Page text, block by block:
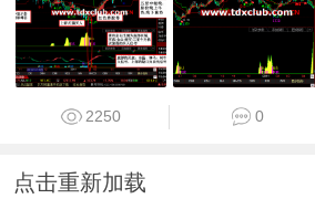
2250 0
点击重新加载